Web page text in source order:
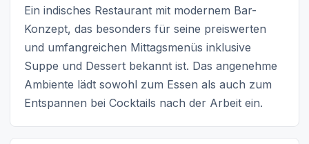
Ein indisches Restaurant mit modernem Bar-
Konzept, das besonders für seine preiswerten
und umfangreichen Mittagsmenüs inklusive
Suppe und Dessert bekannt ist. Das angenehme
Ambiente lädt sowohl zum Essen als auch zum
Entspannen bei Cocktails nach der Arbeit ein.